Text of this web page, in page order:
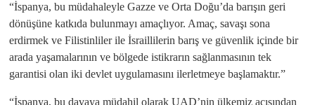
“İspanya, bu müdahaleyle Gazze ve Orta Doğu’da barışın geri
dönüşüne katkıda bulunmayı amaçlıyor. Amaç, savaşı sona
erdirmek ve Filistinliler ile İsraillilerin barış ve güvenlik içinde bir
arada yaşamalarının ve bölgede istikrarın sağlanmasının tek
garantisi olan iki devlet uygulamasını ilerletmeye başlamaktır.”
“İspanya, bu davaya müdahil olarak UAD’nin ülkemiz açısından